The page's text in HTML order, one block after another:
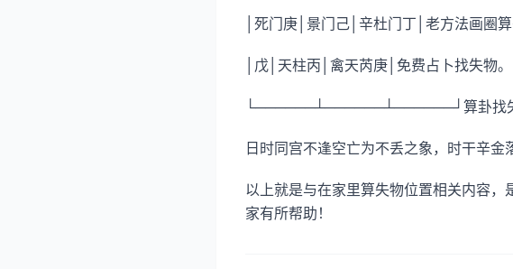
│死门庚│景门己│辛杜门丁│老方法画圈算
│戊│天柱丙│禽天芮庚│免费占卜找失物。
└──────┴──────┴──────┘算卦找失
日时同宫不逢空亡为不丢之象，时干辛金
以上就是与在家里算失物位置相关内容
家有所帮助！